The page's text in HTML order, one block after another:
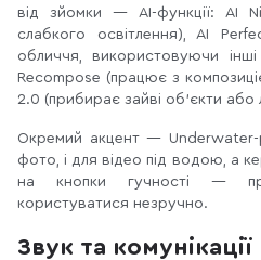
від зйомки — AI-функції: AI
слабкого освітлення), AI
обличчя, використовуючи
Recompose (працює з
2.0 (прибирає зайві об’єкти або
Окремий акцент — Underwater-
фото, і для відео під водою, а
на кнопки гучності —
користуватися незручно.
Звук та комунікації